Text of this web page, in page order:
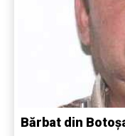
Bărbat din